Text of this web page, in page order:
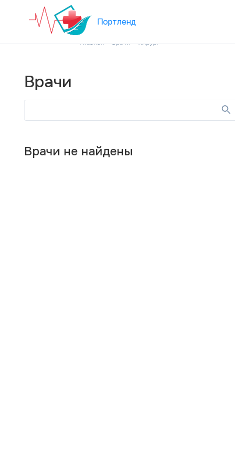
Портленд
Главная Врачи Хирург
Врачи
Врачи не найдены